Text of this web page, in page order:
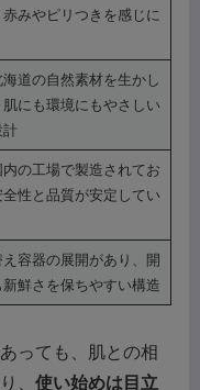
赤みやピリつきを感じに
道の自然素材を生かし
肌にも環境にもやさしい
計
内の工場で製造されてお
全性と品質が安定してい
容器の展開があり、開
新鮮さを保ちやすい構造
っても、肌との相
、 使い始めは目立